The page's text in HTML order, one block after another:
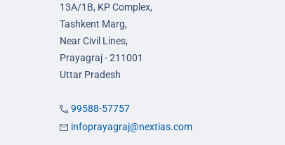
13A/1B, KP Complex,
Tashkent Marg,
Near Civil Lines,
Prayagraj - 211001
Uttar Pradesh
99588-57757
infoprayagraj@nextias.com